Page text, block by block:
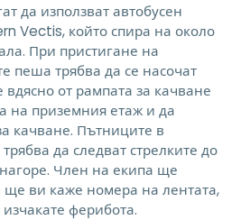
да използват автобусен
Vectis, който спира на около
При пристигане на
пеша трябва да се насочат
вдясно от рампата за качване
на приземния етаж и да
качване. Пътниците в
да следват стрелките до
Член на екипа ще
ви каже номера на лентата,
ферибота.